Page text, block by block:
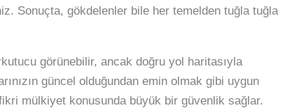
Sonuçta, gökdelenler bile her temelden tuğla tuğla
görünebilir, ancak doğru yol haritasıyla
güncel olduğundan emin olmak gibi uygun
mülkiyet konusunda büyük bir güvenlik sağlar.